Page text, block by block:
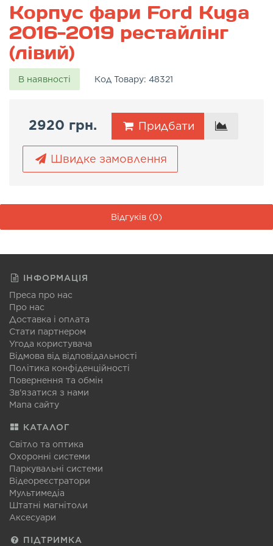
Корпус фари Ford Kuga
2016-2019 рестайлінг
(лівий)
В наявності Код Товару: 48321
2920 грн. Придбати
Швидке замовлення
Відгуків (0)
ІНФОРМАЦІЯ
Преса про нас
Про нас
Доставка і оплата
Стати партнером
Угода користувача
Відмова від відповідальності
Політика конфіденційності
Повернення та обмін
Зв'язатися з нами
Мапа сайту
КАТАЛОГ
Світло та оптика
Охоронні системи
Паркувальні системи
Відеореєстратори
Мультимедіа
Штатні магнітоли
Аксесуари
ПІДТРИМКА